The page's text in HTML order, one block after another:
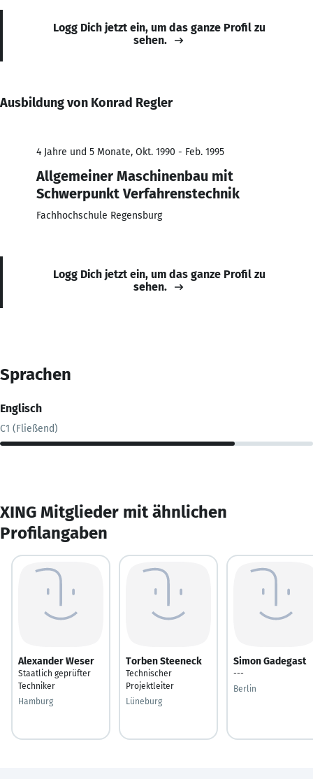
Logg Dich jetzt ein, um das ganze Profil zu
sehen.
Ausbildung von Konrad Regler
4 Jahre und 5 Monate, Okt. 1990 - Feb. 1995
Allgemeiner Maschinenbau mit
Schwerpunkt Verfahrenstechnik
Fachhochschule Regensburg
Logg Dich jetzt ein, um das ganze Profil zu
sehen.
Sprachen
Englisch
C1 (Fließend)
XING Mitglieder mit ähnlichen
Profilangaben
Alexander Weser
Staatlich geprüfter
Techniker
Hamburg
Torben Steeneck
Technischer
Projektleiter
Lüneburg
Simon Gadegast
---
Berlin